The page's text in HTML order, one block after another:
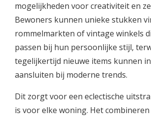
mogelijkheden voor creativiteit en
Bewoners kunnen unieke stukken
rommelmarkten of vintage winkels
passen bij hun persoonlijke stijl,
tegelijkertijd nieuwe items kunnen
aansluiten bij moderne trends.
Dit zorgt voor een eclectische
is voor elke woning. Het